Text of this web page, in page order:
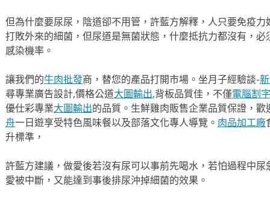
但為什麼要尿尿，陰道卻不用管，許藍方解釋，人只要免疫
打敗外來的細菌，但尿道是無菌狀態，什麼抵抗力都沒有，
感染機率。
讓我們的牛肉批發商，替您的產品打開市場。坐月子經驗談-
尋專業廣告設計,價格公道大圖輸出,背板品質佳，不僅電腦割字
優仕彩專業大圖輸出的品質。生鮮雞肉販售企業品質保證，歡
舟一日遊享受特色風味餐以及部落文化專人導覽。 肉品加工廠
升標準，
許藍方建議，做愛後若沒有尿可以事前先喝水，若怕過程中
愛被中斷，又能達到事後排尿沖掉細菌的效果。